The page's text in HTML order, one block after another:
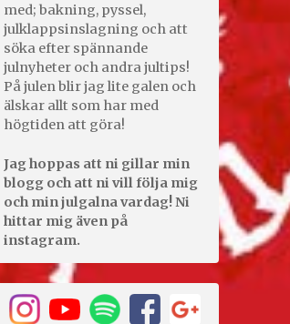
med; bakning, pyssel,
julklappsinslagning och att
söka efter spännande
julnyheter och andra jultips!
På julen blir jag lite galen och
älskar allt som har med
högtiden att göra!
Jag hoppas att ni gillar min
blogg och att ni vill följa mig
och min julgalna vardag! Ni
hittar mig även på
instagram.